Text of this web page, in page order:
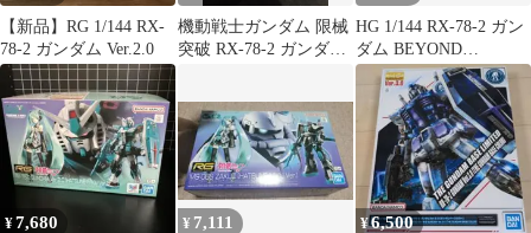
【新品】RG 1/144 RX-
78-2 ガンダム Ver.2.0
機動戦士ガンダム 限械
突破 RX-78-2 ガンダム
HG 1/144 RX-78-2 ガン
ダム BEYOND
GLOBAL
¥7,680 ¥ 7,111 ¥6,500